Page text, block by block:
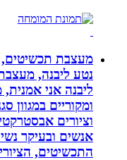
מעצבת תכשיטים, נטע
נטע ליבנה, מעצבת
ליבנה אני אמנית,
ומקוריים במגוון
וציורים
אנשים ובעיקר נשים.
התכשיטים, הציורים